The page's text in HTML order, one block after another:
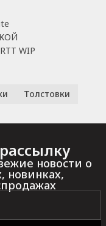
WIP
Толстовки
новости о
новинках,